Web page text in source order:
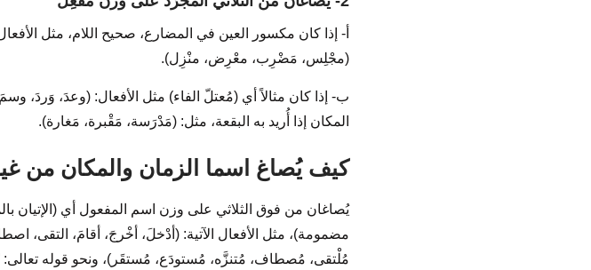
أ- إذا كان مكسور العين في المضارع، صحيح اللام، مثل
(مجْلِس، مَضْرِب، معْرِض، منْزِل).
ب- إذا كان مثالاً أي (مُعتلّ الفاء) مثل الأفعال: (وعدَ،
المكان إذا أُريد به البقعة، مثل: (مَدْرَسة، مَقْبرة، مَغارة).
كيف يُصاغ اسما الزمان والمكان من
يُصاغان من فوق الثلاثي على وزن اسم المفعول أي (الإتيان
مضمومة)، مثل الأفعال الآتية: (أدْخلَ، أخْرجَ، أقامَ، التقى،
مُلْتقى، مُصطاف، مُتنزَّه، مُستودَع، مُستقَر)، ونحو قوله تعالى: